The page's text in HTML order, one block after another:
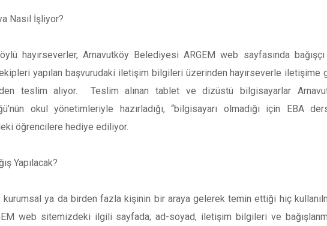
Nasıl İşliyor?
hayırseverler, Arnavutköy Belediyesi ARGEM web sayfasında
yapılan başvurudaki iletişim bilgileri üzerinden hayırseverle
teslim alıyor. Teslim alınan tablet ve dizüstü bilgisayarlar
okul yönetimleriyle hazırladığı, “bilgisayarı olmadığı için EBA
öğrencilere hediye ediliyor.
Yapılacak?
kurumsal ya da birden fazla kişinin bir araya gelerek temin ettiği hiç
web sitemizdeki ilgili sayfada; ad-soyad, iletişim bilgileri ve